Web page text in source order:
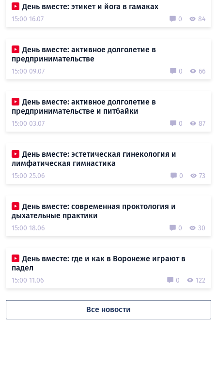
День вместе: этикет и йога в гамаках
15:00 16.07 0 84
День вместе: активное долголетие в
предпринимательстве
15:00 09.07 0 66
День вместе: активное долголетие в
предпринимательстве и питбайки
15:00 03.07 0 87
День вместе: эстетическая гинекология и
лимфатическая гимнастика
15:00 25.06 0 73
День вместе: современная проктология и
дыхательные практики
15:00 18.06 0 30
День вместе: где и как в Воронеже играют в
падел
15:00 11.06 0 122
Все новости